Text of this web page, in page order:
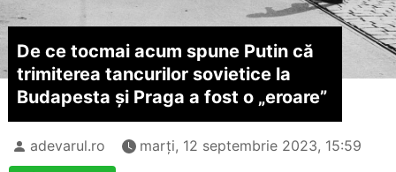
De ce tocmai acum spune Putin că
trimiterea tancurilor sovietice la
Budapesta și Praga a fost o „eroare”
adevarul.ro marți, 12 septembrie 2023, 15:59